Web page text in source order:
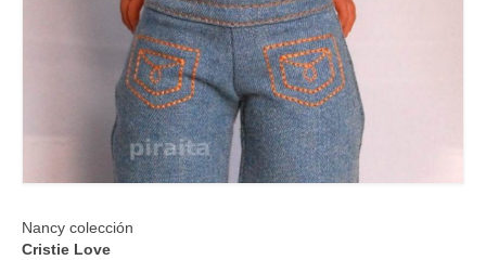
Nancy colección
Cristie Love